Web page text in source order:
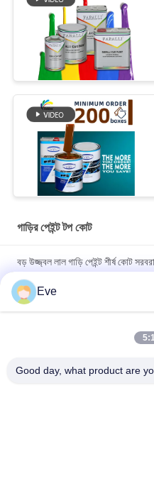
গাড়ির পেইন্ট টপ কোট
বড় উজ্জ্বল লাল গাড়ি পেইন্ট শীর্ষ কোট
পেইন্ট
অবিষাক্ত তাপ-প্রতিরোধী উজ্জ্বল লাল
স্বয়ংচালিত রিফিনিশ পেইন্ট
Eve
Good day, what product are